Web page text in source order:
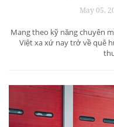
May 05,
Mang theo kỹ năng chuyên
Việt xa xứ nay trở về quê